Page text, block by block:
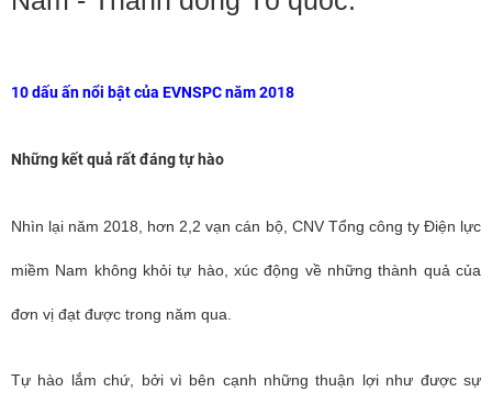
10 dấu ấn nổi bật của EVNSPC năm 2018
Những kết quả rất đáng tự hào
Nhìn lại năm 2018, hơn 2,2 vạn cán bộ, CNV Tổng công ty Điện lực
miềm Nam không khỏi tự hào, xúc động về những thành quả của
đơn vị đạt được trong năm qua.
Tự hào lắm chứ, bởi vì bên cạnh những thuận lợi như được sự